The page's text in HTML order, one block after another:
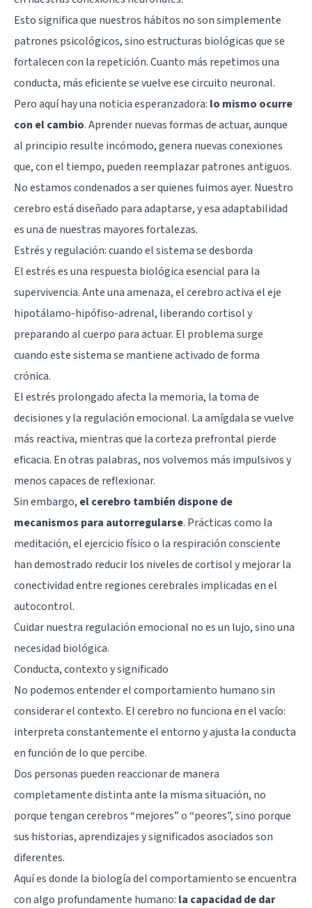
Esto significa que nuestros hábitos no son simplemente
patrones psicológicos, sino estructuras biológicas que se
fortalecen con la repetición. Cuanto más repetimos una
conducta, más eficiente se vuelve ese circuito neuronal.
Pero aquí hay una noticia esperanzadora: lo mismo ocurre
con el cambio. Aprender nuevas formas de actuar, aunque
al principio resulte incómodo, genera nuevas conexiones
que, con el tiempo, pueden reemplazar patrones antiguos.
No estamos condenados a ser quienes fuimos ayer. Nuestro
cerebro está diseñado para adaptarse, y esa adaptabilidad
es una de nuestras mayores fortalezas.
Estrés y regulación: cuando el sistema se desborda
Elestréses una respuesta biológica esencial para la
supervivencia. Ante una amenaza, el cerebro activa el eje
hipotálamo-hipófiso-adrenal, liberando cortisol y
preparando al cuerpo para actuar. El problema surge
cuando este sistema se mantiene activado de forma
crónica.
El estrés prolongado afecta la memoria, la toma de
decisiones y la regulación emocional. La amígdala se vuelve
más reactiva, mientras que la corteza prefrontal pierde
eficacia. En otras palabras, nos volvemos más impulsivos y
menos capaces de reflexionar.
Sin embargo, el cerebro también dispone de
mecanismos para autorregularse. Prácticas como la
meditación, el ejercicio físico o la respiración consciente
han demostrado reducir los niveles de cortisol y mejorar la
conectividad entre regiones cerebrales implicadas en el
autocontrol.
Cuidar nuestra regulación emocional no es un lujo, sino una
necesidad biológica.
Conducta, contexto y significado
No podemos entender el comportamiento humano sin
considerar el contexto. El cerebro no funciona en el vacío:
interpreta constantemente el entorno y ajusta la conducta
en función de lo que percibe.
Dos personas pueden reaccionar de manera
completamente distinta ante la misma situación, no
porque tengan cerebros “mejores” o “peores”, sino porque
sus historias, aprendizajes y significados asociados son
diferentes.
Aquí es donde la biología del comportamiento se encuentra
con algo profundamente humano: la capacidad de dar